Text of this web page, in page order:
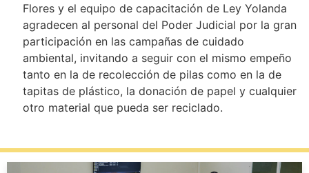
Flores y el equipo de capacitación de Ley Yolanda
agradecen al personal del Poder Judicial por la gran
participación en las campañas de cuidado
ambiental, invitando a seguir con el mismo empeño
tanto en la de recolección de pilas como en la de
tapitas de plástico, la donación de papel y cualquier
otro material que pueda ser reciclado.